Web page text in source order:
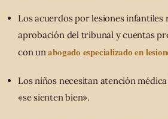
Los acuerdos por lesiones infantiles
aprobación del tribunal y cuentas
con unabogado especializado en
Los niños necesitan atención
«se sienten bien».